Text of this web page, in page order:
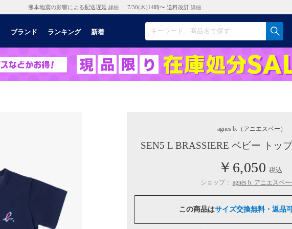
熊本地震の影響による配送遅延 詳細 ｜ 7/30(木)14時〜 送料改訂 詳細
ブランド ランキング 新着
agnes b. （アニエスベー）
SEN5 L BRASSIERE ベビー トッ
￥6,050 税込
ショップ： agnès b. アニエスベ
この商品はサイズ交換無料・返品